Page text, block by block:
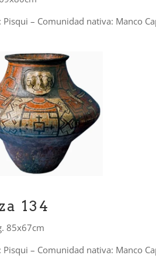
Pisqui – Comunidad nativa: Manco
134
85x67cm
Pisqui – Comunidad nativa: Manco